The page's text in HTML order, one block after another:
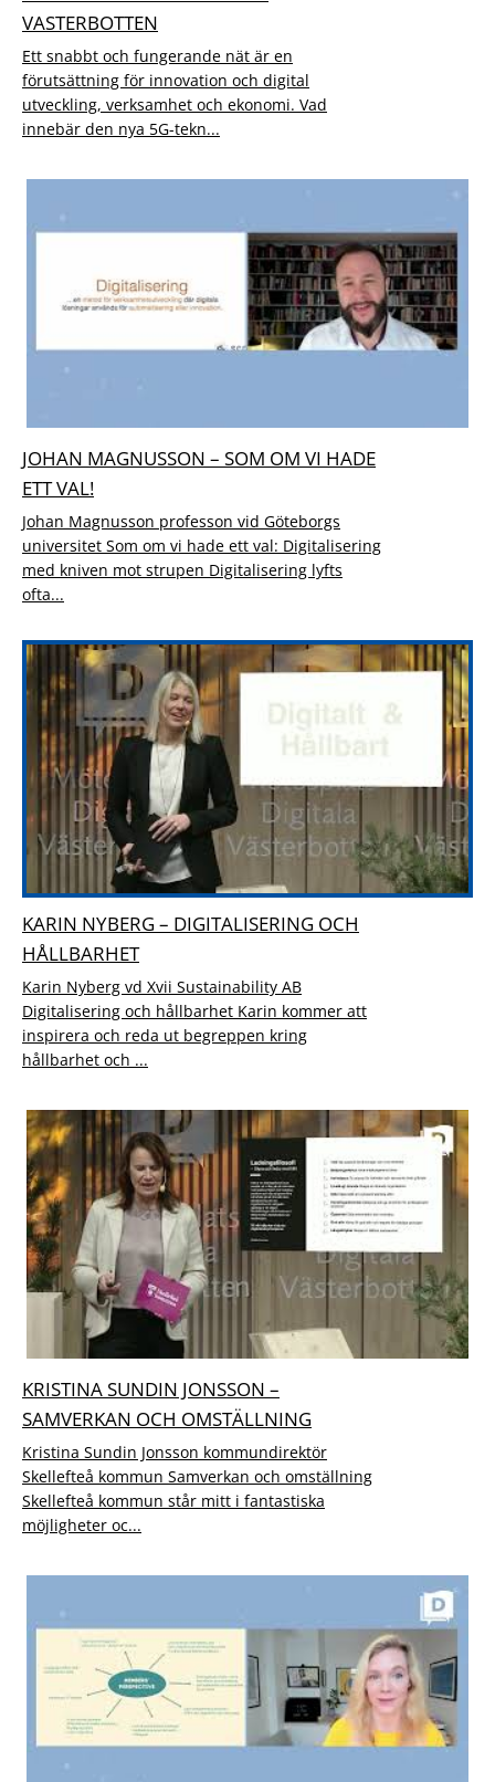
VASTERBOTTEN
Ett snabbt och fungerande nät är en
förutsättning för innovation och digital
utveckling, verksamhet och ekonomi. Vad
innebär den nya 5G-tekn...
JOHAN MAGNUSSON – SOM OM VI HADE
ETT VAL!
Johan Magnusson professon vid Göteborgs
universitet Som om vi hade ett val: Digitalisering
med kniven mot strupen Digitalisering lyfts
ofta...
KARIN NYBERG – DIGITALISERING OCH
HÅLLBARHET
Karin Nyberg vd Xvii Sustainability AB
Digitalisering och hållbarhet Karin kommer att
inspirera och reda ut begreppen kring
hållbarhet och ...
KRISTINA SUNDIN JONSSON –
SAMVERKAN OCH OMSTÄLLNING
Kristina Sundin Jonsson kommundirektör
Skellefteå kommun Samverkan och omställning
Skellefteå kommun står mitt i fantastiska
möjligheter oc...